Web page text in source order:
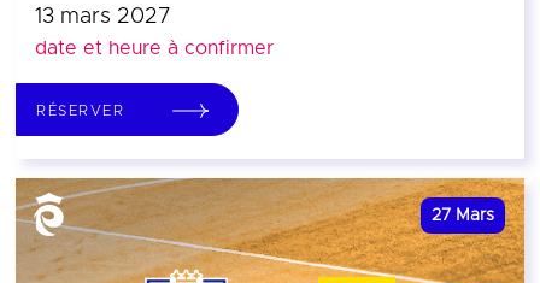
13 mars 2027
date et heure à confirmer
RÉSERVER
27 Mars